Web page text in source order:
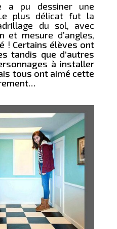
a pu dessiner une
plus délicat fut la
du sol, avec
et mesure d’angles,
! Certains élèves ont
tandis que d’autres
à installer
tous ont aimé cette